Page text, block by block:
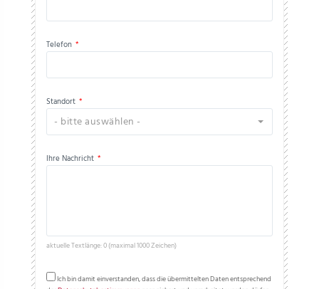
Telefon *
Standort *
- bitte auswählen -
Ihre Nachricht *
aktuelle Textlänge: 0 (maximal 1000 Zeichen)
Ich bin damit einverstanden, dass die übermittelten Daten entsprechend